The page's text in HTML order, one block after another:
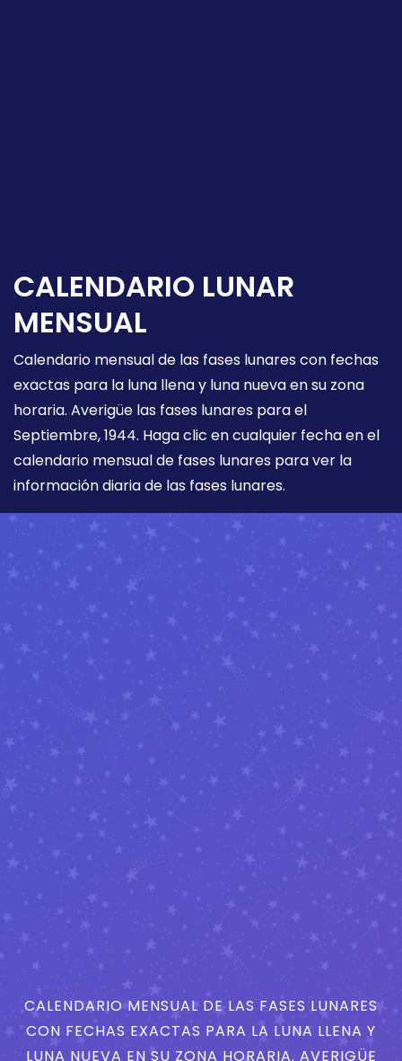
CALENDARIO LUNAR
MENSUAL
Calendario mensual de las fases lunares con fechas
exactas para la luna llena y luna nueva en su zona
horaria. Averigüe las fases lunares para el
Septiembre, 1944. Haga clic en cualquier fecha en el
calendario mensual de fases lunares para ver la
información diaria de las fases lunares.
CALENDARIO MENSUAL DE LAS FASES LUNARES
CON FECHAS EXACTAS PARA LA LUNA LLENA Y
LUNA NUEVA EN SU ZONA HORARIA. AVERIGÜE